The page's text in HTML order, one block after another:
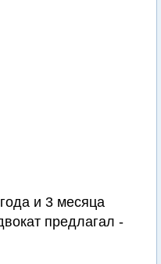
и 3 месяца
предлагал -